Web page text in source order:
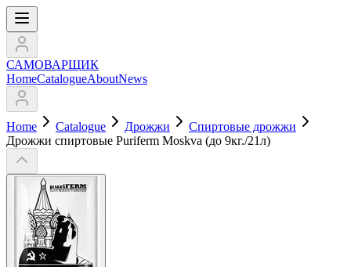
САМОВАРЩИК
HomeCatalogueAboutNews
Home Catalogue Дрожжи
Спиртовые дрожжи
Дрожжи спиртовые Puriferm Moskva (до 9кг./21л)